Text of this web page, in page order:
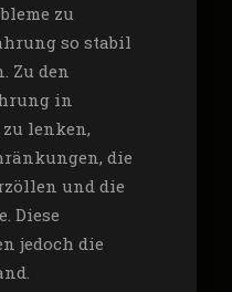
zu
so stabil
Zu den
in
lenken,
die
und die
Diese
jedoch die